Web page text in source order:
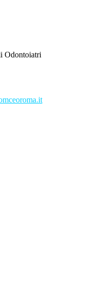
Odontoiatri